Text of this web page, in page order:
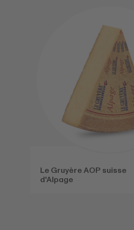
Le Gruyère AOP suisse
d'Alpage